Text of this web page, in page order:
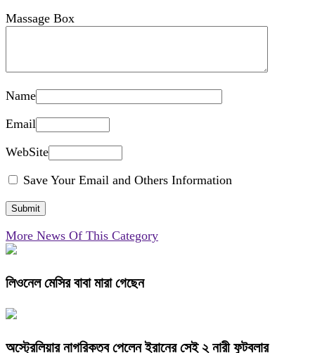
Massage Box
Name
Email
WebSite
Save Your Email and Others Information
More News Of This Category
লিওনেল মেসির বাবা মারা গেছেন
অস্ট্রেলিয়ার নাগরিকত্ব পেলেন ইরানের সেই ২ নারী ফুটবলার